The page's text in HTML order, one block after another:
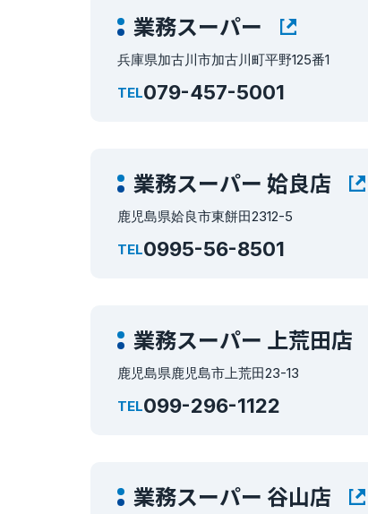
業務スーパー
兵庫県加古川市加古川町平野125番1
TEL079-457-5001
業務スーパー 姶良店
鹿児島県姶良市東餅田2312-5
TEL0995-56-8501
業務スーパー 上荒田店
鹿児島県鹿児島市上荒田23-13
TEL099-296-1122
業務スーパー 谷山店